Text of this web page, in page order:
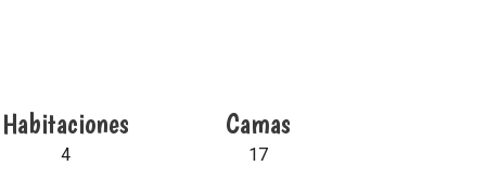
Habitaciones
4
Camas
17